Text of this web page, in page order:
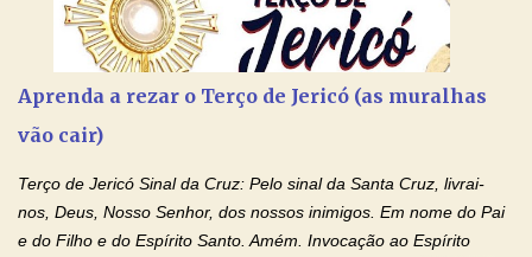
Aprenda a rezar o Terço de Jericó (as muralhas
vão cair)
Terço de Jericó Sinal da Cruz: Pelo sinal da Santa Cruz, livrai-
nos, Deus, Nosso Senhor, dos nossos inimigos. Em nome do Pai
e do Filho e do Espírito Santo. Amém. Invocação ao Espírito